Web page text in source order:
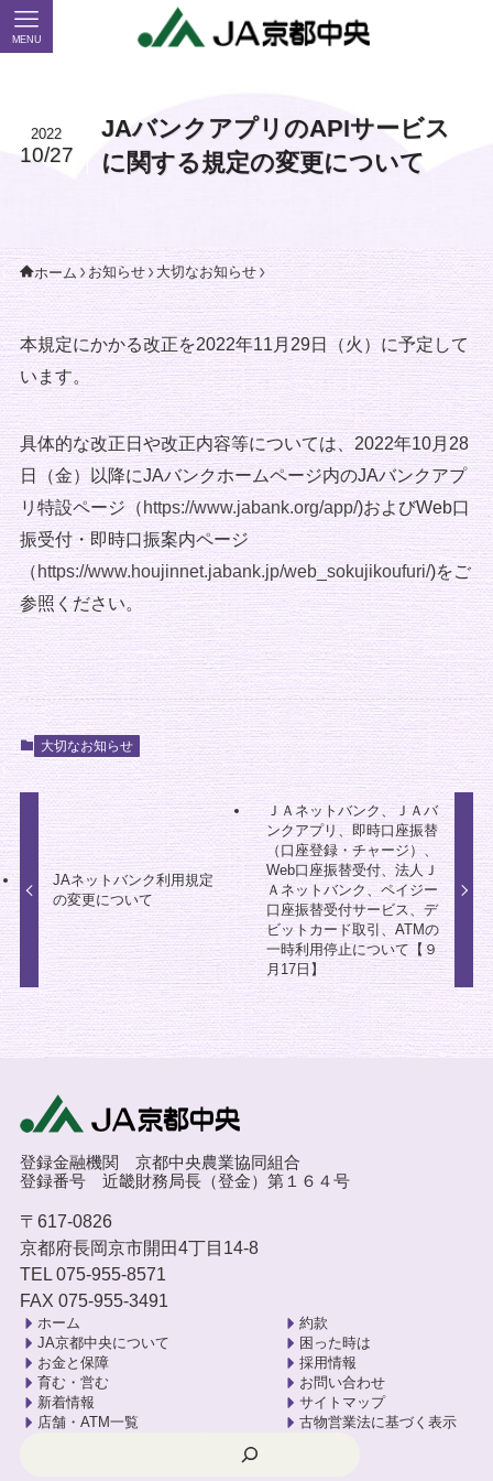
MENU
JAバンクアプリのAPIサービス
に関する規定の変更について
2022
10/27
ホーム お知らせ 大切なお知らせ
本規定にかかる改正を2022年11月29日（火）に予定して
います。
具体的な改正日や改正内容等については、2022年10月28
日（金）以降にJAバンクホームページ内のJAバンクアプ
リ特設ページ（https://www.jabank.org/app/)およびWeb口
振受付・即時口振案内ページ
（https://www.houjinnet.jabank.jp/web_sokujikoufuri/)をご
参照ください。
大切なお知らせ
JAネットバンク利用規定
の変更について
ＪＡネットバンク、ＪＡバ
ンクアプリ、即時口座振替
（口座登録・チャージ）、
Web口座振替受付、法人Ｊ
Ａネットバンク、ペイジー
口座振替受付サービス、デ
ビットカード取引、ATMの
一時利用停止について【９
月17日】
登録金融機関 京都中央農業協同組合
登録番号 近畿財務局長（登金）第１６４号
〒617-0826
京都府長岡京市開田4丁目14-8
TEL 075-955-8571
FAX 075-955-3491
ホーム
JA京都中央について
お金と保障
育む・営む
新着情報
店舗・ATM一覧
約款
困った時は
採用情報
お問い合わせ
サイトマップ
古物営業法に基づく表示